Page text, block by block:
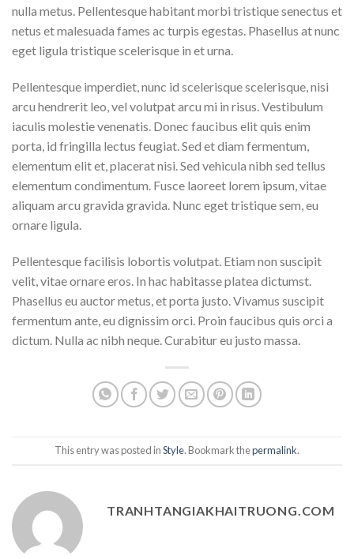
nulla metus. Pellentesque habitant morbi tristique senectus et
netus et malesuada fames ac turpis egestas. Phasellus at nunc
eget ligula tristique scelerisque in et urna.
Pellentesque imperdiet, nunc id scelerisque scelerisque, nisi
arcu hendrerit leo, vel volutpat arcu mi in risus. Vestibulum
iaculis molestie venenatis. Donec faucibus elit quis enim
porta, id fringilla lectus feugiat. Sed et diam fermentum,
elementum elit et, placerat nisi. Sed vehicula nibh sed tellus
elementum condimentum. Fusce laoreet lorem ipsum, vitae
aliquam arcu gravida gravida. Nunc eget tristique sem, eu
ornare ligula.
Pellentesque facilisis lobortis volutpat. Etiam non suscipit
velit, vitae ornare eros. In hac habitasse platea dictumst.
Phasellus eu auctor metus, et porta justo. Vivamus suscipit
fermentum ante, eu dignissim orci. Proin faucibus quis orci a
dictum. Nulla ac nibh neque. Curabitur eu justo massa.
This entry was posted inStyle. Bookmark thepermalink.
TRANHTANGIAKHAITRUONG.COM